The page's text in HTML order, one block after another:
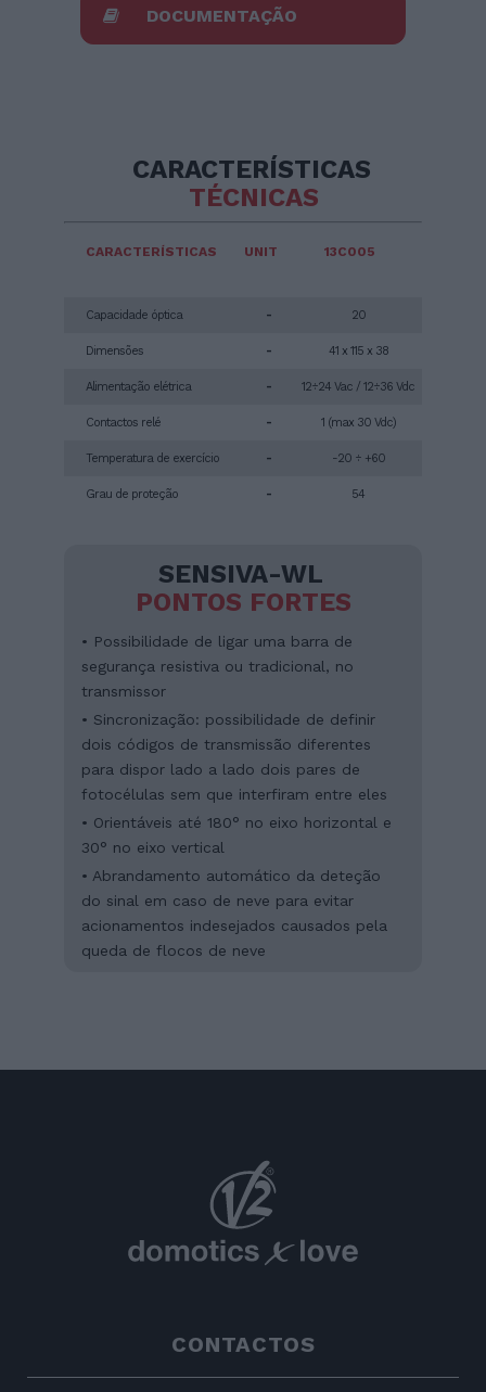
DOCUMENTAÇÃO
CARACTERÍSTICAS
TÉCNICAS
CARACTERÍSTICAS
Capacidade óptica
Dimensões
Alimentação elétrica
Contactos relé
Temperatura de exercício
Grau de proteção
UNIT
-
-
-
-
-
-
13C005
20
41 x 115 x 38
12÷24 Vac / 12÷36 Vdc
1 (max 30 Vdc)
-20 ÷ +60
54
SENSIVA-WL
PONTOS FORTES
• Possibilidade de ligar uma barra de
segurança resistiva ou tradicional, no
transmissor
• Sincronização: possibilidade de definir
dois códigos de transmissão diferentes
para dispor lado a lado dois pares de
fotocélulas sem que interfiram entre eles
• Orientáveis até 180° no eixo horizontal e
30° no eixo vertical
• Abrandamento automático da deteção
do sinal em caso de neve para evitar
acionamentos indesejados causados pela
queda de flocos de neve
CONTACTOS